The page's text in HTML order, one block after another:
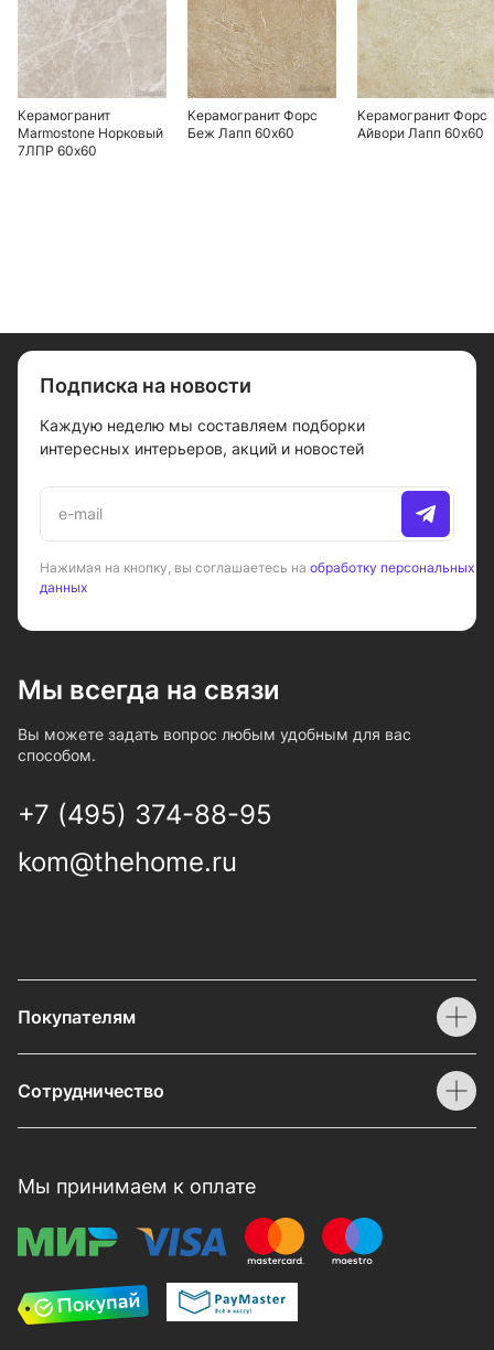
Керамогранит
Marmostone Норковый
7ЛПР 60х60
Керамогранит Форс
Беж Лапп 60х60
Керамогранит Форс
Айвори Лапп 60х60
Подписка на новости
Каждую неделю мы составляем подборки
интересных интерьеров, акций и новостей
Нажимая на кнопку, вы соглашаетесь на обработку персональных
данных
Мы всегда на связи
Вы можете задать вопрос любым удобным для вас
способом.
+7 (495) 374-88-95
kom@thehome.ru
Покупателям
Сотрудничество
Мы принимаем к оплате